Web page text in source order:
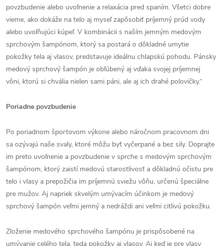
povzbudenie alebo uvoľnenie a relaxácia pred spaním. Všetci dobre
vieme, ako dokáže na telo aj myseľ zapôsobiť príjemný prúd vody
alebo uvoľňujúci kúpeľ. V kombinácii s naším jemným medovým
sprchovým šampónom, ktorý sa postará o dôkladné umytie
pokožky tela aj vlasov, predstavuje ideálnu chlapskú pohodu. Pánsky
medový sprchový šampón je obľúbený aj vďaka svojej príjemnej
vôni, ktorú si chvália nielen sami páni, ale aj ich drahé polovičky.“
Poriadne povzbudenie
Po poriadnom športovom výkone alebo náročnom pracovnom dni
sa ozývajú naše svaly, ktoré môžu byť vyčerpané a bez sily. Doprajte
im preto uvoľnenie a povzbudenie v sprche s medovým sprchovým
šampónom, ktorý zaistí medovú starostlivosť a dôkladnú očistu pre
telo i vlasy a prepožičia im príjemnú sviežu vôňu, určenú špeciálne
pre mužov. Aj napriek skvelým umývacím účinkom je medový
sprchový šampón veľmi jemný a nedráždi ani veľmi citlivú pokožku.
Zloženie medového sprchového šampónu je prispôsobené na
umývanie celého tela, teda pokožky aj vlasov. Aj keď je pre vlasy